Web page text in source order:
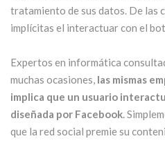
tratamiento de sus datos. De las
implícitas el interactuar con el
Expertos en informática
muchas ocasiones, las mismas
implica que un usuario
diseñada por Facebook.
que la red social premie su